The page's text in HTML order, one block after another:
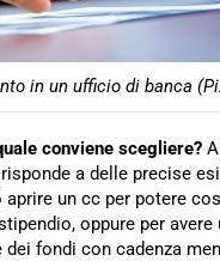
in un ufficio di banca
conviene scegliere?
a delle precise
aprire un cc per potere
oppure per
fondi con cadenza